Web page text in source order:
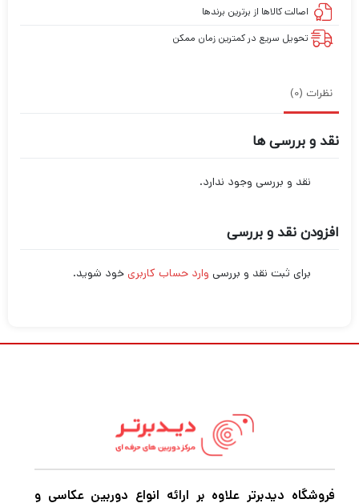
اصالت کالاها از برترین برندها
تحویل سریع در کمترین زمان ممکن
نظرات (0)
نقد و بررسی ها
نقد و بررسی وجود ندارد.
افزودن نقد و بررسی
برای ثبت نقد و بررسی وارد حساب کاربری خود شوید.
فروشگاه دیدبرتر علاوه بر ارائه انواع دوربین عکاسی و